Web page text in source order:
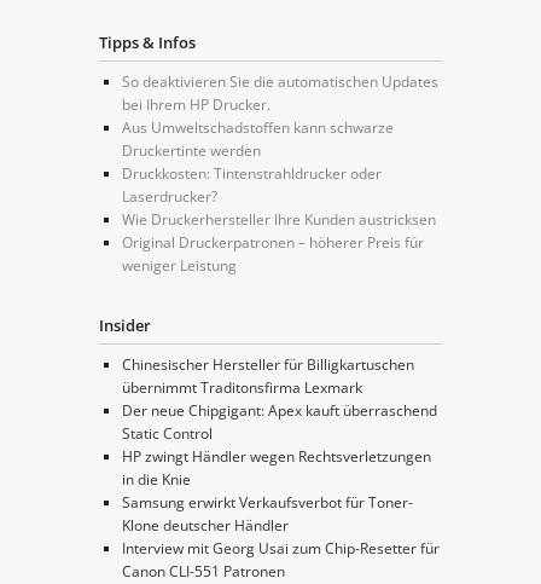
Tipps & Infos
So deaktivieren Sie die automatischen Updates
bei Ihrem HP Drucker.
Aus Umweltschadstoffen kann schwarze
Druckertinte werden
Druckkosten: Tintenstrahldrucker oder
Laserdrucker?
Wie Druckerhersteller Ihre Kunden austricksen
Original Druckerpatronen – höherer Preis für
weniger Leistung
Insider
Chinesischer Hersteller für Billigkartuschen
übernimmt Traditonsfirma Lexmark
Der neue Chipgigant: Apex kauft überraschend
Static Control
HP zwingt Händler wegen Rechtsverletzungen
in die Knie
Samsung erwirkt Verkaufsverbot für Toner-
Klone deutscher Händler
Interview mit Georg Usai zum Chip-Resetter für
Canon CLI-551 Patronen